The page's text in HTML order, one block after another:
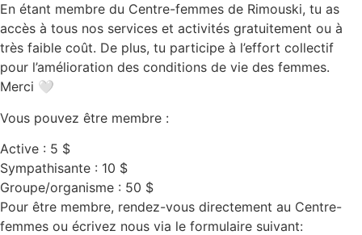
En étant membre du Centre-femmes de Rimouski, tu as
accès à tous nos services et activités gratuitement ou à
très faible coût. De plus, tu participe à l’effort collectif
pour l’amélioration des conditions de vie des femmes.
Merci 🤍
Vous pouvez être membre :
Active : 5 $
Sympathisante : 10 $
Groupe/organisme : 50 $
Pour être membre, rendez-vous directement au Centre-
femmes ou écrivez nous via le formulaire suivant: